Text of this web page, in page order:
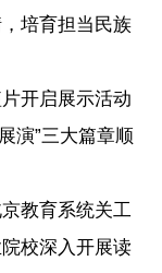
培育担当民族
开启展示活动
演”三大篇章顺
教育系统关工
校深入开展读